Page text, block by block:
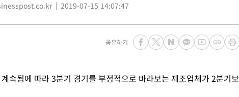
2019-07-15 14:07:47
공유하기
속됨에 따라 3분기 경기를 부정적으로 바라보는 제조업체가 2분기보